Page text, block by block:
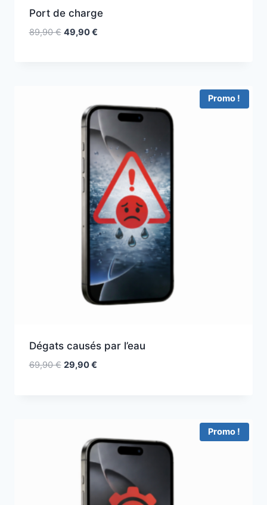
Port de charge
89,90€ 49,90€
Promo !
Dégats causés par l’eau
69,90€ 29,90€
Promo !